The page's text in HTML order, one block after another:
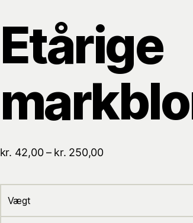
Etårige
kr. 42,00 – kr. 250,00Prisinterval:
til
Vægt